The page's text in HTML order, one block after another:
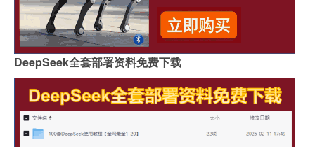
DeepSeek全套部署资料免费下载